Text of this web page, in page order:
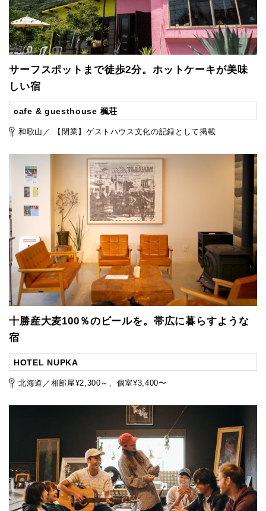
サーフスポットまで徒歩2分。ホットケーキが美味
しい宿
cafe & guesthouse 楓荘
和歌山／ 【閉業】ゲストハウス文化の記録として掲載
十勝産大麦100％のビールを。帯広に暮らすような
宿
HOTEL NUPKA
北海道／相部屋¥2,300～、個室¥3,400〜